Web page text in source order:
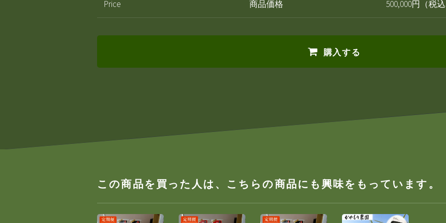
Price 商品価格 500,000円（税
購入する
この商品を買った人は、こちらの商品にも興味をもっています。